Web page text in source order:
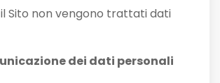
Sito non vengono trattati dati
dei dati personali